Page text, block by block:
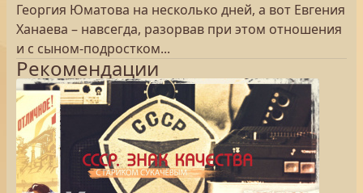
Георгия Юматова на несколько дней, а вот Евгения
Ханаева – навсегда, разорвав при этом отношения
и с сыном-подростком...
Рекомендации